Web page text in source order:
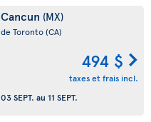
Cancun (MX)
de Toronto(CA)
494 $
taxes et frais incl.
03 SEPT. au 11 SEPT.